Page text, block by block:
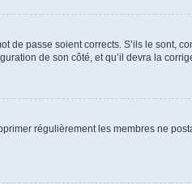
passe soient corrects. S’ils le sont,
de son côté, et qu’il devra la
régulièrement les membres ne